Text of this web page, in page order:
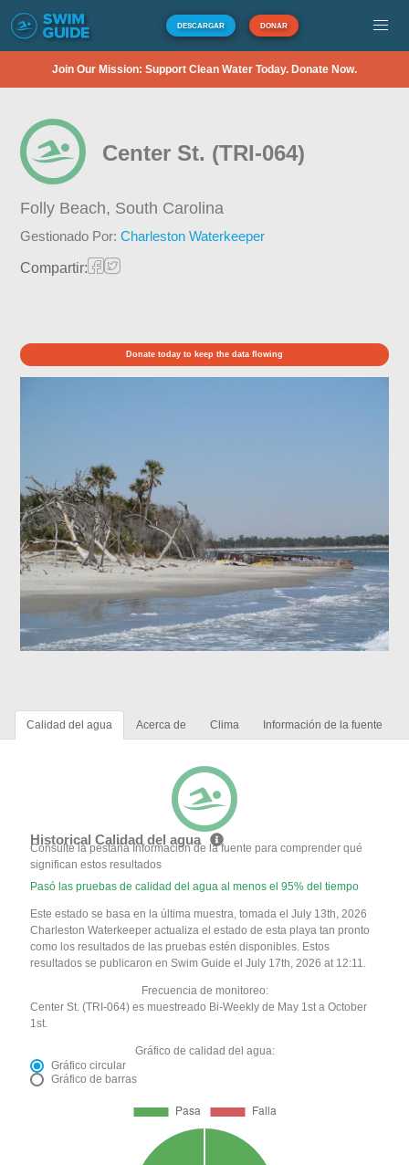
DESCARGAR DONAR
Join Our Mission: Support Clean Water Today. Donate Now.
Center St. (TRI-064)
Folly Beach, South Carolina
Gestionado Por:Charleston Waterkeeper
Compartir:
Donate today to keep the data flowing
Calidad del agua Acerca de Clima Información de la fuente
Historical Calidad del agua
Consulte la pestaña Información de la fuente para comprender qué
significan estos resultados
Pasó las pruebas de calidad del agua al menos el 95% del tiempo
Este estado se basa en la última muestra, tomada el July 13th, 2026
Charleston Waterkeeper actualiza el estado de esta playa tan pronto
como los resultados de las pruebas estén disponibles. Estos
resultados se publicaron en Swim Guide el July 17th, 2026 at 12:11.
Frecuencia de monitoreo:
Center St. (TRI-064) es muestreado Bi-Weekly de May 1st a October
1st.
Gráfico de calidad del agua:
Gráfico circular
Gráfico de barras